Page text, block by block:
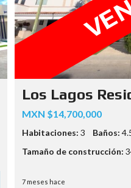
Los Lagos
MXN $14,700,000
Habitaciones: 3 Baños:
Tamaño de construcción:
7 meses hace